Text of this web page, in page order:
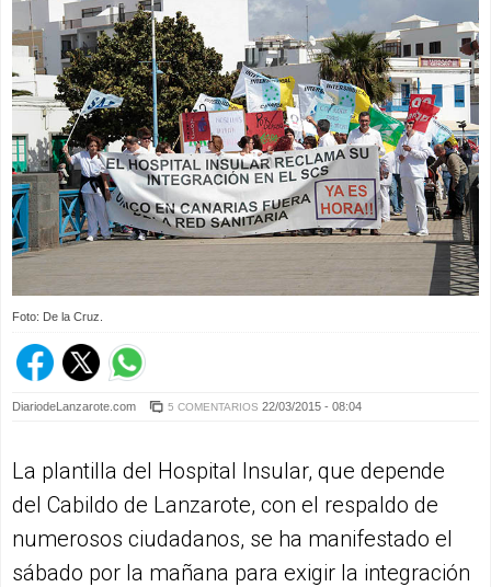
Foto: De la Cruz.
DiariodeLanzarote.com 5 COMENTARIOS 22/03/2015 - 08:04
La plantilla del Hospital Insular, que depende
del Cabildo de Lanzarote, con el respaldo de
numerosos ciudadanos, se ha manifestado el
sábado por la mañana para exigir la integración